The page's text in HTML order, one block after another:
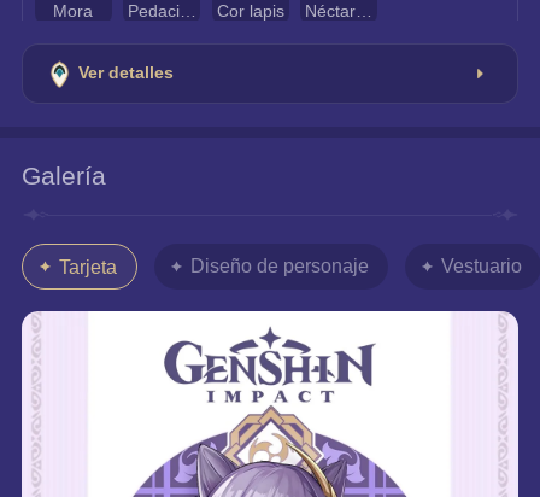
Mora Pedacito de amatista vajrada Cor lapis Néctar de Megaflora
Ver detalles
Galería
Tarjeta Diseño de personaje Vestuario